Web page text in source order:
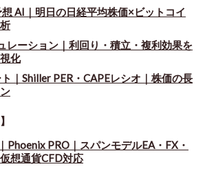
AI｜明日の日経平均株価×ビットコイ
レーション｜利回り・積立・複利効果を
化
｜ Shiller PER・CAPEレシオ｜株価の長
Phoenix PRO｜スパンモデルEA・FX・
想通貨CFD対応